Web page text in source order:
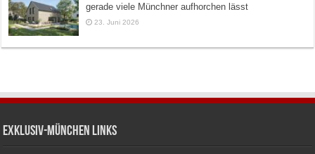
gerade viele Münchner aufhorchen lässt
23. Juni 2026
Exklusiv-München Links